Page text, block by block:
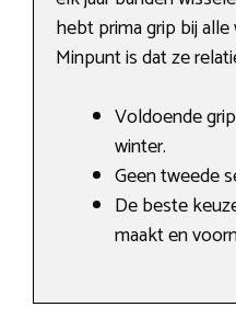
hebt prima grip bij
Minpunt is dat ze
Voldoende
winter.
Geen tweede
De beste
maakt en